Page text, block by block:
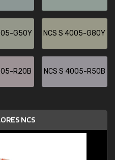
G50Y NCS S 4005-G80Y
R20B NCS S 4005-R50B
NCS